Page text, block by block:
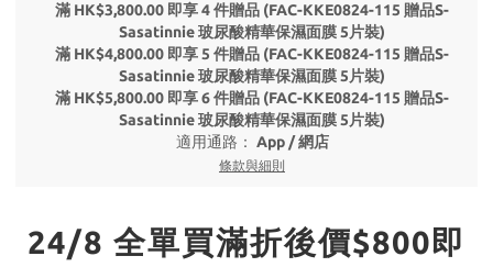
滿 HK$3,800.00 即享 4 件贈品 (FAC-KKE0824-115 贈品S-
Sasatinnie 玻尿酸精華保濕面膜 5片裝)
滿 HK$4,800.00 即享 5 件贈品 (FAC-KKE0824-115 贈品S-
Sasatinnie 玻尿酸精華保濕面膜 5片裝)
滿 HK$5,800.00 即享 6 件贈品 (FAC-KKE0824-115 贈品S-
Sasatinnie 玻尿酸精華保濕面膜 5片裝)
適用通路： App / 網店
條款與細則
24/8 全單買滿折後價$800即